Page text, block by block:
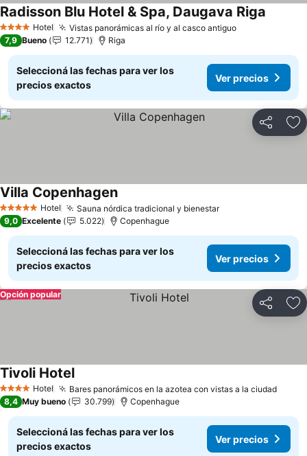
4 EstrellasHotel Vistas panorámicas al río y al casco antiguoVer precios
Radisson Blu Hotel & Spa, Daugava Riga
7,9 Bueno 12.771 Riga
Seleccioná las fechas para ver los
precios exactos
Ver precios
Compartir
5 Estrellas Hotel Sauna nórdica tradicional y bienestarVer precios
Villa CopenhagenVer precios
9,0 Excelente 5.022 Copenhague
Seleccioná las fechas para ver los
precios exactos
Ver precios
Compartir
Opción popular
4 EstrellasHotel Bares panorámicos en la azotea con vistas a la ciudadVer
Tivoli HotelVer precios
8,4 Muy bueno 30.799 Copenhague
Seleccioná las fechas para ver los
precios exactos
Ver precios